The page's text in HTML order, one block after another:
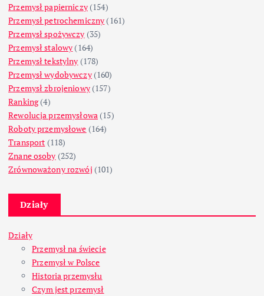
Przemysł papierniczy(154)
Przemysł petrochemiczny (161)
Przemysł spożywczy (35)
Przemysł stalowy (164)
Przemysł tekstylny (178)
Przemysł wydobywczy(160)
Przemysł zbrojeniowy(157)
Ranking(4)
Rewolucja przemysłowa (15)
Roboty przemysłowe (164)
Transport (118)
Znane osoby (252)
Zrównoważony rozwój (101)
Działy
Działy
Przemysł na świecie
Przemysł w Polsce
Historia przemysłu
Czym jest przemysł